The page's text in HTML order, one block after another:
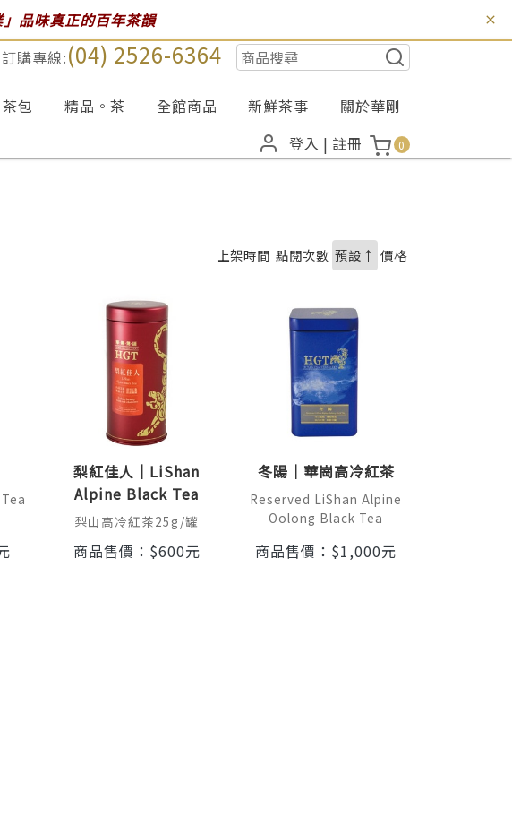
品味真正的百年茶韻
訂購專線:(04) 2526-6364
包 精品。茶 全館商品 新鮮茶事
關於華剛
登入 | 註冊 0
上架時間 點閱次數 預設↑ 價格
梨紅佳人｜LiShan
Alpine Black Tea
梨山高冷紅茶25g/罐
商品售價： $600元
冬陽｜華崗高冷紅茶
Reserved LiShan Alpine
Oolong Black Tea
商品售價： $1,000元